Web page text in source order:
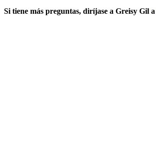
Si tiene más preguntas, diríjase a Greisy Gil a